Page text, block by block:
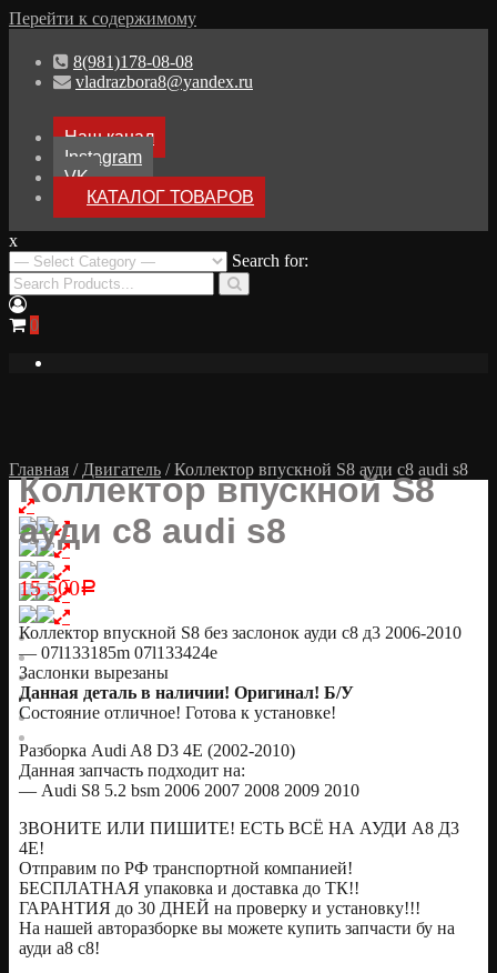
Перейти к содержимому
8(981)178-08-08
vladrazbora8@yandex.ru
Наш канал
Instagram
VK
КАТАЛОГ ТОВАРОВ
Разбор Ауди А8
Разборка Audi A8 D3
x
Search for:
0
Главная / Двигатель / Коллектор впускной S8 ауди с8 audi s8
Коллектор впускной S8
ауди с8 audi s8
15 500Р
Коллектор впускной S8 без заслонок ауди с8 д3 2006-2010
— 07l133185m 07l133424e
Заслонки вырезаны
Данная деталь в наличии! Оригинал! Б/У
Состояние отличное! Готова к установке!
Разборка Audi A8 D3 4E (2002-2010)
Данная запчасть подходит на:
— Audi S8 5.2 bsm 2006 2007 2008 2009 2010
ЗВОНИТЕ ИЛИ ПИШИТЕ! ЕСТЬ ВСЁ НА АУДИ А8 Д3
4Е!
Отправим по РФ транспортной компанией!
БЕСПЛАТНАЯ упаковка и доставка до ТК!!
ГАРАНТИЯ до 30 ДНЕЙ на проверку и установку!!!
На нашей авторазборке вы можете купить запчасти бу на
ауди а8 с8!